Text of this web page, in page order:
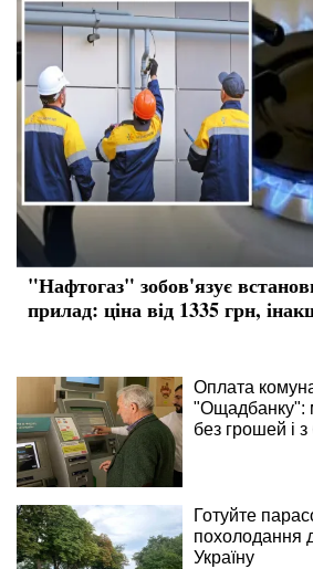
"Нафтогаз" зобов'язує
прилад: ціна від 1335 грн,
Оплата
"Ощадбанку":
без грошей і
Готуйте
похолодання
Україну